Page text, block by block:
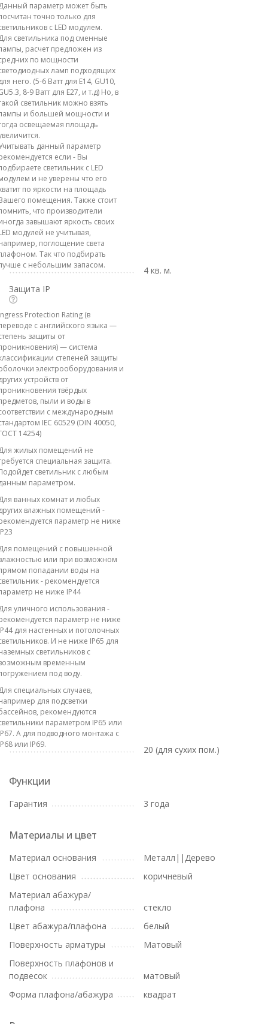
параметр может быть
точно только для
с LED модулем.
светильника под сменные
расчет предложен из
по мощности
ламп подходящих
него. (5-6 Ватт для E14, GU10,
8-9 Ватт для E27, и т.д) Но, в
светильник можно взять
и большей мощности и
освещаемая площадь
данный параметр
если - Вы
светильник с LED
и не уверены что его
по яркости на площадь
помещения. Также стоит
что производители
завышают яркость своих
модулей не учитывая,
поглощение света
Так что подбирать
с небольшим запасом.
4 кв. м.
Защита IP
Protection Rating (в
с английского языка —
защиты от
— система
степеней защиты
электрооборудования и
устройств от
твёрдых
пыли и воды в
с международным
IEC 60529 (DIN 40050,
14254)
жилых помещений не
специальная защита.
светильник с любым
параметром.
ванных комнат и любых
влажных помещений -
параметр не ниже
помещений с повышенной
или при возможном
попадании воды на
- рекомендуется
не ниже IP44
уличного использования -
параметр не ниже
для настенных и потолочных
И не ниже IP65 для
светильников с
временным
под воду.
специальных случаев,
для подсветки
рекомендуются
параметром IP65 или
А для подводного монтажа с
или IP69.
20 (для сухих пом.)
Функции
Гарантия 3 года
Материалы и цвет
Материал основания
Металл||Дерево
Цвет основания
коричневый
Материал абажура/
плафона
стекло
Цвет абажура/плафона
белый
Поверхность арматуры
Матовый
Поверхность плафонов и
подвесок
матовый
Форма плафона/абажура
квадрат